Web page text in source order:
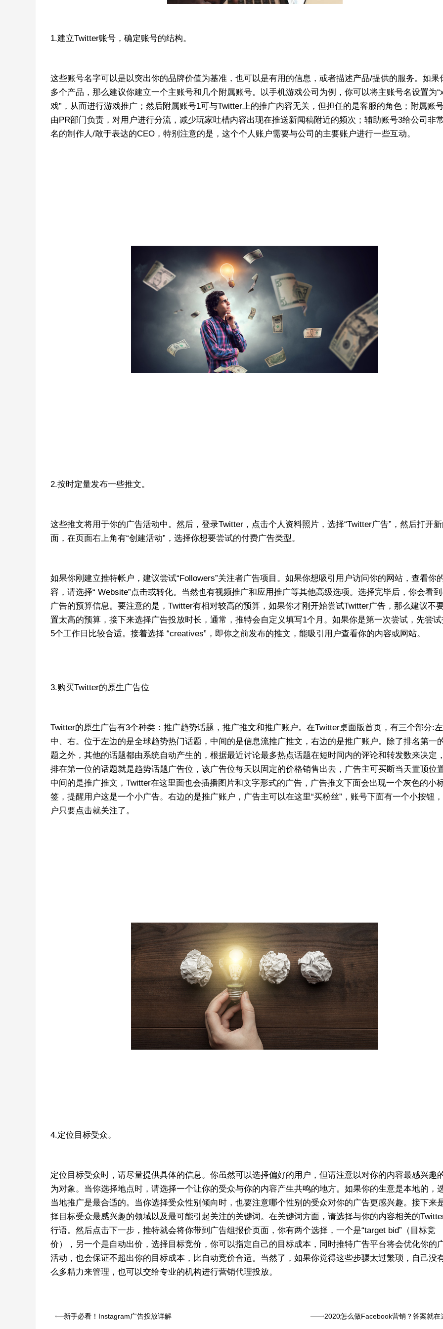
1.建立Twitter账号，确定账号的结构。
这些账号名字可以是以突出你的品牌价值为基准，也可以是有用的信息，或者描述产品/提供的服务。如果
多个产品，那么建议你建立一个主账号和几个附属账号。以手机游戏公司为例，你可以将主账号名设置为
戏”，从而进行游戏推广；然后附属账号1可与Twitter上的推广内容无关，但担任的是客服的角色；附属账
由PR部门负责，对用户进行分流，减少玩家吐槽内容出现在推送新闻稿附近的频次；辅助账号3给公司非
名的制作人/敢于表达的CEO，特别注意的是，这个个人账户需要与公司的主要账户进行一些互动。
2.按时定量发布一些推文。
这些推文将用于你的广告活动中。然后，登录Twitter，点击个人资料照片，选择“Twitter广告”，然后打开
面，在页面右上角有“创建活动”，选择你想要尝试的付费广告类型。
如果你刚建立推特帐户，建议尝试“Followers”关注者广告项目。如果你想吸引用户访问你的网站，查看你
容，请选择“ Website”点击或转化。当然也有视频推广和应用推广等其他高级选项。选择完毕后，你会看
广告的预算信息。要注意的是，Twitter有相对较高的预算，如果你才刚开始尝试Twitter广告，那么建议不
置太高的预算，接下来选择广告投放时长，通常，推特会自定义填写1个月。如果你是第一次尝试，先尝
5个工作日比较合适。接着选择 “creatives”，即你之前发布的推文，能吸引用户查看你的内容或网站。
3.购买Twitter的原生广告位
Twitter的原生广告有3个种类：推广趋势话题，推广推文和推广账户。在Twitter桌面版首页，有三个部分:左
中、右。位于左边的是全球趋势热门话题，中间的是信息流推广推文，右边的是推广账户。除了排名第一
题之外，其他的话题都由系统自动产生的，根据最近讨论最多热点话题在短时间内的评论和转发数来决定
排在第一位的话题就是趋势话题广告位，该广告位每天以固定的价格销售出去，广告主可买断当天置顶位置
中间的是推广推文，Twitter在这里面也会插播图片和文字形式的广告，广告推文下面会出现一个灰色的小
签，提醒用户这是一个小广告。右边的是推广账户，广告主可以在这里“买粉丝”，账号下面有一个小按钮
户只要点击就关注了。
4.定位目标受众。
定位目标受众时，请尽量提供具体的信息。你虽然可以选择偏好的用户，但请注意以对你的内容最感兴趣
为对象。当你选择地点时，请选择一个让你的受众与你的内容产生共鸣的地方。如果你的生意是本地的，
当地推广是最合适的。当你选择受众性别倾向时，也要注意哪个性别的受众对你的广告更感兴趣。接下来
择目标受众最感兴趣的领域以及最可能引起关注的关键词。在关键词方面，请选择与你的内容相关的
行语。然后点击下一步，推特就会将你带到广告组报价页面，你有两个选择，一个是“target bid”（目标竞
价），另一个是自动出价，选择目标竞价，你可以指定自己的目标成本，同时推特广告平台将会优化你的
活动，也会保证不超出你的目标成本，比自动竞价合适。当然了，如果你觉得这些步骤太过繁琐，自己没
么多精力来管理，也可以交给专业的机构进行营销代理投放。
新手必看！Instagram广告投放详解 2020怎么做Facebook营销？答案就在